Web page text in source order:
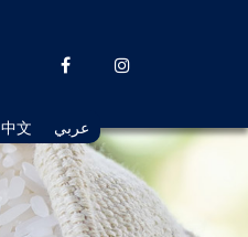
中文 عربي